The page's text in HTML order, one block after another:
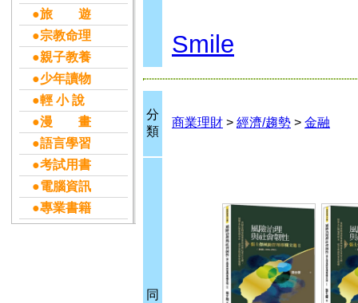
●旅 遊
●宗教命理
●親子教養
●少年讀物
●輕 小 說
●漫 畫
●語言學習
●考試用書
●電腦資訊
●專業書籍
Smile
分
類
商業理財 > 經濟/趨勢 > 金融
同